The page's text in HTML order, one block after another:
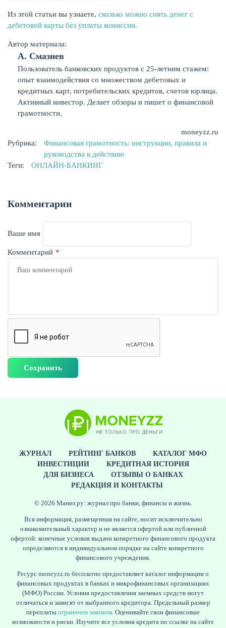
Из этой статьи вы узнаете, сколько можно снять денег с
дебетовой карты без уплаты комиссии.
Автор материала:
А. Смазнев
Пользователь банковских продуктов с 25-летним стажем:
опыт взаимодействия со множеством дебетовых и
кредитных карт, потребительских кредитов, счетов юрлица.
Активный инвестор. Делает обзоры и пишет о финансовой
грамотности.
moneyzz.ru
Рубрика:
Финансовая грамотность: инструкции, правила и
руководства к действию
Теги:
ОНЛАЙН-БАНКИНГ
Комментарии
Ваше имя
Комментарий
ЖУРНАЛ РЕЙТИНГ БАНКОВ
КАТАЛОГ МФО
ИНВЕСТИЦИИ
КРЕДИТНАЯ ИСТОРИЯ
ДЛЯ БИЗНЕСА
ОТЗЫВЫ О БАНКАХ
РЕДАКЦИЯ И КОНТАКТЫ
© 2026 Маниз.ру: журнал про банки, финансы и жизнь.
Вся информация, размещенная на сайте, носит исключительно
ознакомительный характер и не является офертой или публичной
офертой: конечные условия выдачи конкретного финансового продукта
определяются в индивидуальном порядке на сайте конкретного
финансового учреждения.
Ресурс moneyzz.ru бесплатно предоставляет каталог информации о
финансовых продуктах в банках и микрофинансовых организациях
(МФО) России. Условия предоставления заемных средств могут
отличаться и зависят от выбранного кредитора. Предельный размер
переплаты ограничен законом . Оценивайте свои финансовые
возможности и риски. Изучите все условия кредита по ссылке на сайте